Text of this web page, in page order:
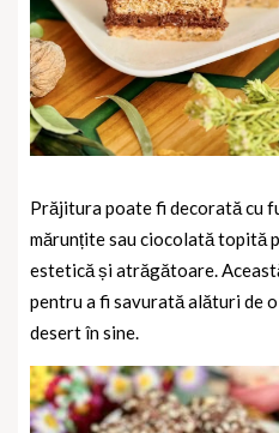
Prăjitura poate fi decorată cu
mărunțite sau ciocolată topită
estetică și atrăgătoare.
pentru a fi savurată alături de o
desert în sine.